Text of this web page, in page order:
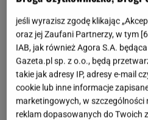
W świeciemodyczasem
elementy, które nie tylko
również stają się ikonami
niezwykłychtrendówsą
sprawia, że te modele są
jeśli wyrazisz zgodę klikając
oraz jej Zaufani Partnerzy, w tym [
IAB, jak również Agora S.A.
Gazeta.pl sp. z o.o., będą
takie jak adresy IP, adresy e-mail
cookie lub inne informacje
marketingowych, w
reklam dopasowanych do Twoich